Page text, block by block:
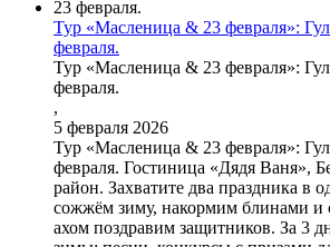
Тур «Масленица & 23 февраля»:
февраля.
Тур «Масленица & 23 февраля»:
февраля.
,
5 февраля 2026
Тур «Масленица & 23 февраля»:
февраля. Гостиница «Дядя Ваня»,
район. Захватите два праздника в
сожжём зиму, накормим блинами и
ахом поздравим защитников. За 3